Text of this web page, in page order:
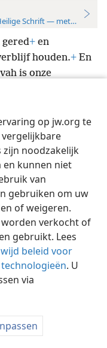
op jw.org te
zijn noodzakelijk
en kunnen niet
van
gebruiken om uw
of weigeren.
worden verkocht of
gebruikt. Lees
beleid voor
. U
via
Schrift — met
gered+ en
houden.+ En
is onze
Society of Pennsylvania
Privacyinstellingen